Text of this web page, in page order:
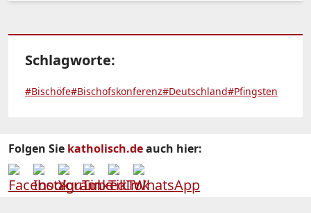
Schlagworte:
#Bischöfe#Bischofskonferenz#Deutschland#Pfingsten
Folgen Sie katholisch.deauch hier: